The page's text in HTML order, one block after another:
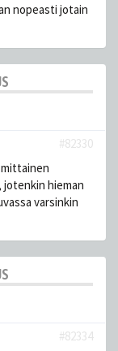
nopeasti jotain
#82330
hieman
varsinkin
#82334